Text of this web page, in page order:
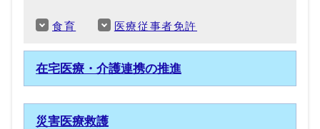
食育 医療従事者免許
在宅医療・介護連携の推進
災害医療救護